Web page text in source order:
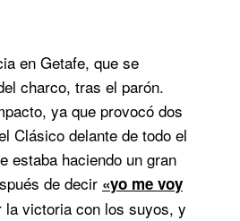
en Getafe, que se
charco, tras el parón.
ya que provocó dos
Clásico delante de todo el
estaba haciendo un gran
de decir «yo me voy
la victoria con los suyos, y